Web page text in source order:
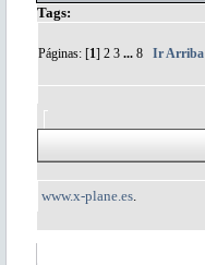
Tags:
Páginas: [1] 2 3 ... 8 Ir Arriba
www.x-plane.es